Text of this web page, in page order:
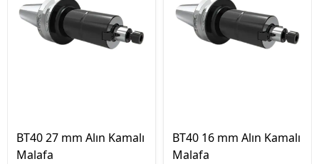
BT40 27 mm Alın Kamalı
Malafa
BT40 16 mm Alın Kamalı
Malafa